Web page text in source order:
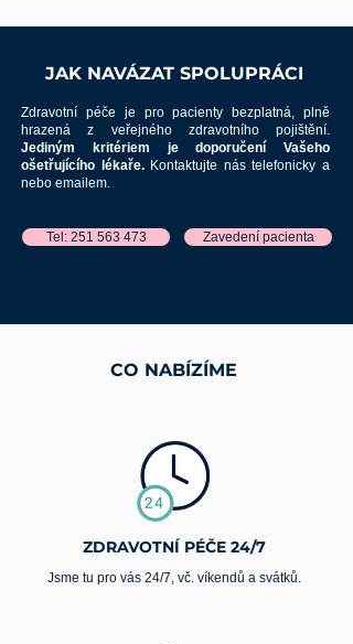
JAK NAVÁZAT SPOLUPRÁCI
Zdravotní péče je
pro pacienty bezplatná, plně
hrazená z veřejného zdravotního pojištění.
Jediným kritériem je doporučení Vašeho
ošetřujícího lékaře.Kontaktujte nás telefonicky a
nebo emailem.
Tel: 251 563 473 Zavedení pacienta
CO NABÍZÍME
ZDRAVOTNÍ PÉČE 24/7
Jsme tu pro vás 24/7, vč. víkendů a svátků.